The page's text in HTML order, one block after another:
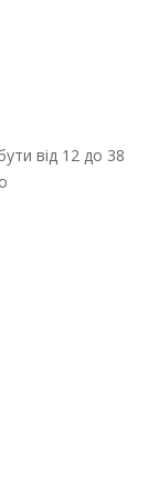
від 12 до 38